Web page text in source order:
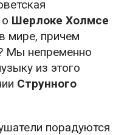
Шерлоке Холмсе
мире, причем
Мы непременно
из этого
Струнного
порадуются